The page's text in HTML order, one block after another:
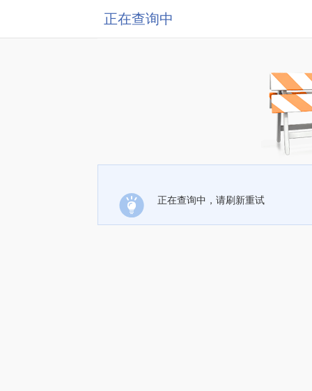
正在查询中
正在查询中，请刷新重试